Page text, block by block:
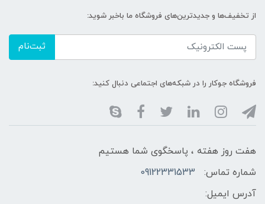
از تخفیف‌ها و جدیدترین‌های فروشگاه ما باخبر شوید:
ثبت‌نام
فروشگاه جوکار را در شبکه‌های اجتماعی دنبال کنید:
هفت روز هفته ، پاسخگوی شما هستیم
شماره تماس:
09122331533
آدرس ایمیل: